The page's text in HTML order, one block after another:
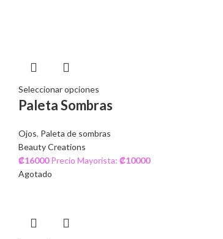
Seleccionar opciones
Paleta Sombras
Ojos, Paleta de sombras
Beauty Creations
₡16000 Precio Mayorista: ₡10000
Agotado